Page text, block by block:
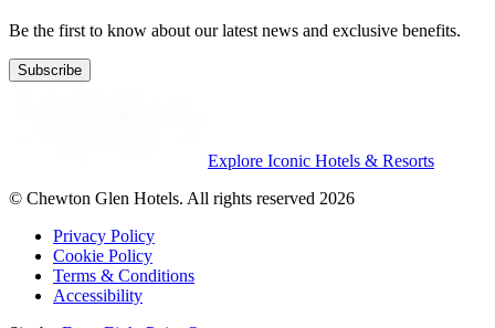
Be the first to know about our latest news and exclusive benefits.
Subscribe
Explore Iconic Hotels & Resorts
© Chewton Glen Hotels. All rights reserved 2026
Privacy Policy
Cookie Policy
Terms & Conditions
Accessibility